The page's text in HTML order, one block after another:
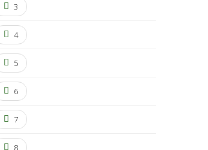
3
4
5
6
7
8